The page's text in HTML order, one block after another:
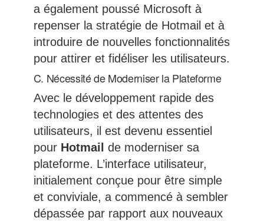
a également poussé Microsoft à
repenser la stratégie de Hotmail et à
introduire de nouvelles fonctionnalités
pour attirer et fidéliser les utilisateurs.
C. Nécessité de Moderniser la Plateforme
Avec le développement rapide des
technologies et des attentes des
utilisateurs, il est devenu essentiel
pour Hotmail de moderniser sa
plateforme. L’interface utilisateur,
initialement conçue pour être simple
et conviviale, a commencé à sembler
dépassée par rapport aux nouveaux